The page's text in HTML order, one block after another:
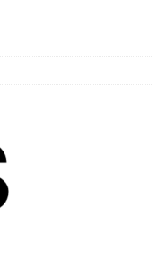
高益・11期連続の10%以
面接免除 】 M&A総研の
タートアップの成長性×大